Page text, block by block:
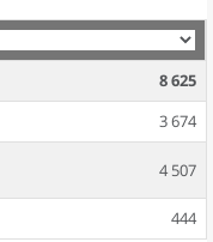
8 625
3 674
4 507
444